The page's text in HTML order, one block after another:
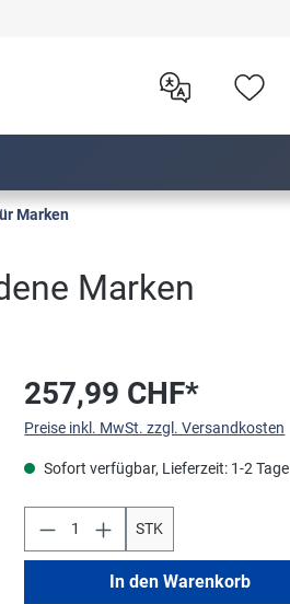
Marken
Marken
257,99 CHF*
Preise inkl. MwSt. zzgl. Versandkosten
Sofort verfügbar, Lieferzeit: 1-2 Tage
STK
In den Warenkorb